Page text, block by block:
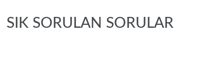
SIK SORULAN SORULAR